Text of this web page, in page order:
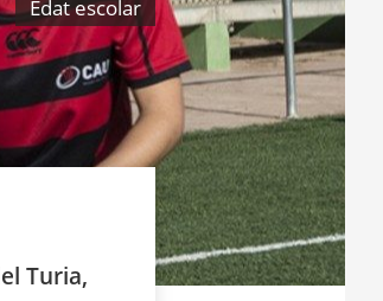
Edat escolar
Turia,